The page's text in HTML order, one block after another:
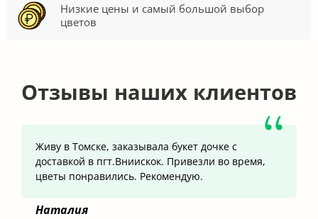
Низкие цены и самый большой выбор
цветов
Отзывы наших клиентов
Живу в Томске, заказывала букет дочке с
доставкой в пгт.Вниискок. Привезли во время,
цветы понравились. Рекомендую.
Наталия